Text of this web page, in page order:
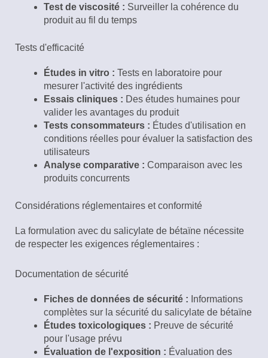
Test de viscosité : Surveiller la cohérence du
produit au fil du temps
Tests d'efficacité
Études in vitro : Tests en laboratoire pour
mesurer l'activité des ingrédients
Essais cliniques : Des études humaines pour
valider les avantages du produit
Tests consommateurs : Études d'utilisation en
conditions réelles pour évaluer la satisfaction des
utilisateurs
Analyse comparative : Comparaison avec les
produits concurrents
Considérations réglementaires et conformité
La formulation avec du salicylate de bétaïne nécessite
de respecter les exigences réglementaires :
Documentation de sécurité
Fiches de données de sécurité : Informations
complètes sur la sécurité du salicylate de bétaïne
Études toxicologiques : Preuve de sécurité
pour l'usage prévu
Évaluation de l'exposition : Évaluation des